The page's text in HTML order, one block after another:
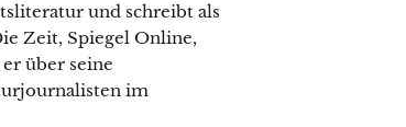
und schreibt als
Zeit, Spiegel Online,
über seine
im